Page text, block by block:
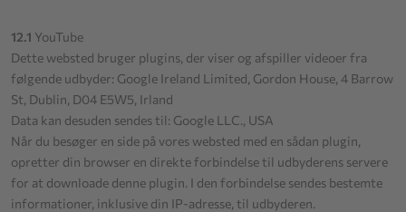
12.1 YouTube
Dette websted bruger plugins, der viser og afspiller videoer fra
følgende udbyder: Google Ireland Limited, Gordon House, 4 Barrow
St, Dublin, D04 E5W5, Irland
Data kan desuden sendes til: Google LLC., USA
Når du besøger en side på vores websted med en sådan plugin,
opretter din browser en direkte forbindelse til udbyderens servere
for at downloade denne plugin. I den forbindelse sendes bestemte
informationer, inklusive din IP-adresse, til udbyderen.